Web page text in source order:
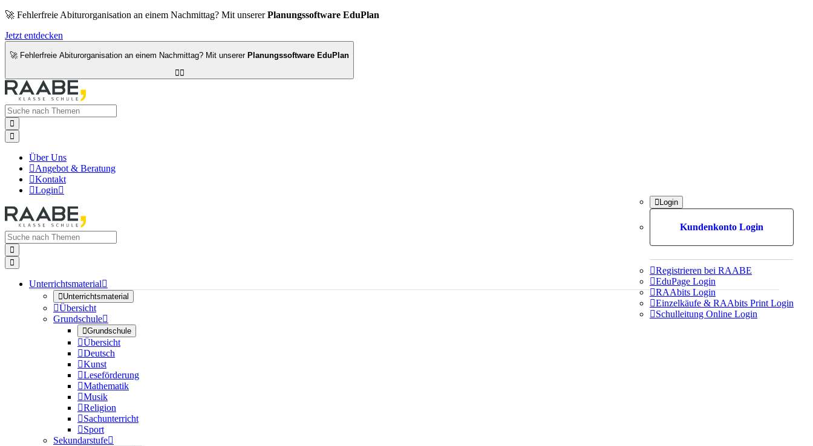
🚀 Fehlerfreie Abiturorganisation an einem Nachmittag? Mit unsererPlanungssoftware EduPlan
Jetzt entdecken
🚀 Fehlerfreie Abiturorganisation an einem Nachmittag? Mit unserer Planungssoftware EduPlan



Über Uns
Angebot & Beratung
Kontakt
Login
Login
Kundenkonto Login
Registrieren bei RAABE
EduPage Login
RAAbits Login
Einzelkäufe & RAAbits Print Login
Schulleitung Online Login


Unterrichtsmaterial
Unterrichtsmaterial
Übersicht
Grundschule
Grundschule
Übersicht
Deutsch
Kunst
Leseförderung
Mathematik
Musik
Religion
Sachunterricht
Sport
Sekundarstufe